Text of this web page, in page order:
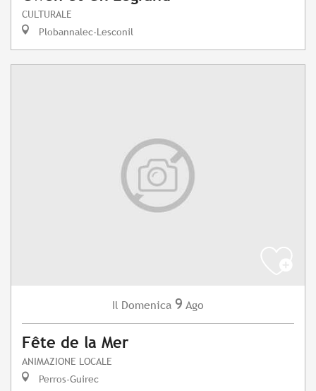
CULTURALE
Plobannalec-Lesconil
Il Domenica 9 Ago
Fête de la Mer
ANIMAZIONE LOCALE
Perros-Guirec